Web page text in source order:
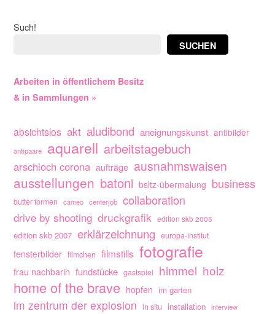
Such!
SUCHEN
Arbeiten in öffentlichem Besitz
& in Sammlungen »
absichtslos akt aludibond aneignungskunst antibilder
antipaare aquarell arbeitstagebuch
arschloch corona aufträge ausnahmswaisen
ausstellungen batoni bsltz-übermalung business
butter formen cameo centerjob collaboration
drive by shooting druckgrafik edition skb 2005
edition skb 2007 erklärzeichnung europa-institut
fensterbilder filmchen filmstills fotografie
frau nachbarin fundstücke gastspiel himmel holz
home of the brave hopfen im garten
im zentrum der explosion in situ installation interview